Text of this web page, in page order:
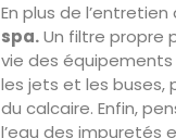
En plus de
spa.Un filtre propre
vie des
les jets et les buses,
du calcaire. Enfin,
l’eau des impuretés